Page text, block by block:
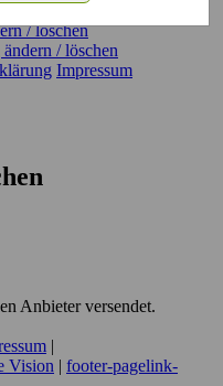
/ löschen
/ löschen
Impressum
Anbieter versendet.
Vision
footer-pagelink-